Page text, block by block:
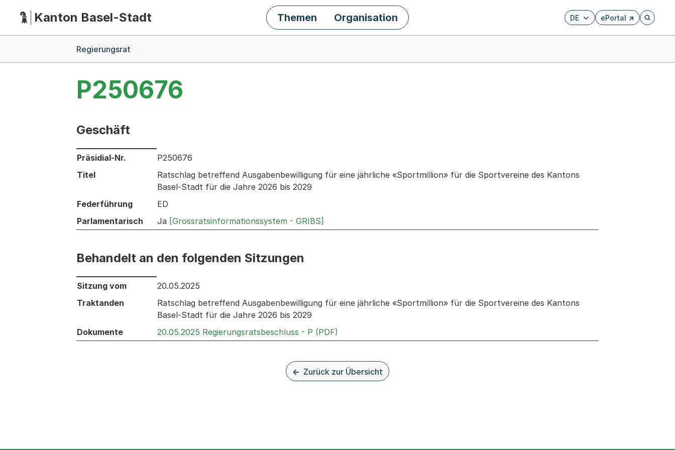
HauptnavigationKanton Basel-Stadt DE ePortal
Externer Link, wird in
Öffnet
Themen Organisation
Regierungsrat
P250676
Geschäft
Informationen zum Ausgewählten Geschäft
Präsidial-Nr.
P250676
Titel
Ratschlag betreffend Ausgabenbewilligung für eine jährliche «Sportmillion» für die Sportvereine des Kantons
Basel-Stadt für die Jahre 2026 bis 2029
Federführung
ED
Parlamentarisch
Ja [Grossratsinformationssystem - GRIBS]
Behandelt an den folgenden Sitzungen
Behandelt an den folgenden Sitzungen: Informationen zu den Sitzungen zum Geschäft
Sitzung vom
20.05.2025
Traktanden
Ratschlag betreffend Ausgabenbewilligung für eine jährliche «Sportmillion» für die Sportvereine des Kantons
Basel-Stadt für die Jahre 2026 bis 2029
Dokumente
20.05.2025 Regierungsratsbeschluss - P (PDF)
Zurück zur Übersicht